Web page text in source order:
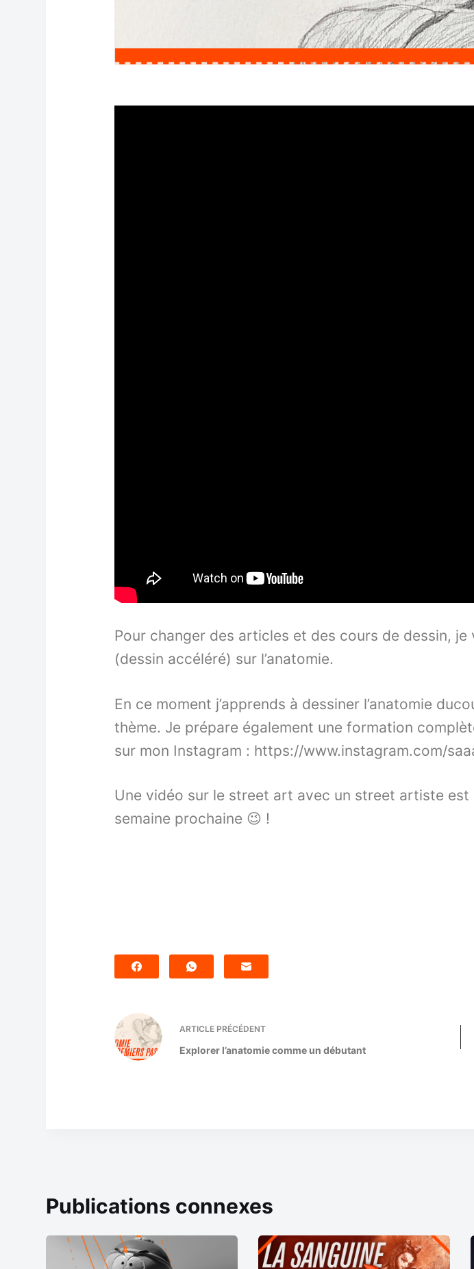
Pour changer des articles et des cours de dessin,
(dessin accéléré) sur l’anatomie.
En ce moment j’apprends à dessiner l’anatomie
thème. Je prépare également une formation
sur mon Instagram : https://www.instagram.com/
Une vidéo sur le street art avec un street artiste
semaine prochaine 😉 !
ARTICLE PRÉCÉDENT
Explorer l’anatomie comme un débutant
Publications connexes